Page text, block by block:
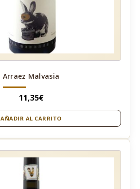
Arraez Malvasia
11,35€
AÑADIR AL CARRITO